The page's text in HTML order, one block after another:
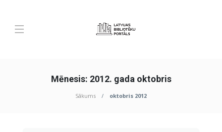
Mēnesis: 2012. gada oktobris
Sākums oktobris 2012